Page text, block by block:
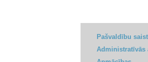
Pašvaldību
Administratīvās